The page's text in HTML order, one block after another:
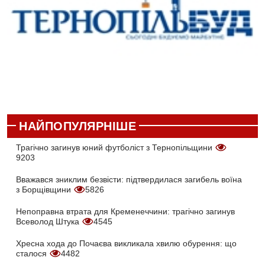
НАЙПОПУЛЯРНІШЕ
Трагічно загинув юний футболіст з Тернопільщини
9203
Вважався зниклим безвісти: підтвердилася загибель воїна
з Борщівщини
5826
Непоправна втрата для Кременеччини: трагічно загинув
Всеволод Штука
4545
Хресна хода до Почаєва викликала хвилю обурення: що
сталося
4482